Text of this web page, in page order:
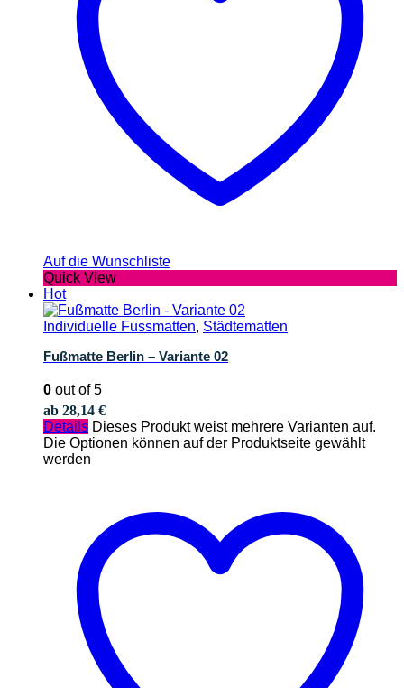
Auf die Wunschliste
Quick View
Hot
Individuelle Fussmatten, Städtematten
Fußmatte Berlin – Variante 02
0 out of 5
ab 28,14 €
Details Dieses Produkt weist mehrere Varianten auf.
Die Optionen können auf der Produktseite gewählt
werden